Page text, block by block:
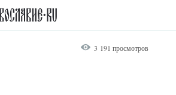
3 191 просмотров